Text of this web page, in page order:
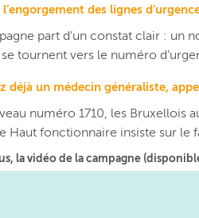
des lignes
part d’un constat clair : un
tournent vers le numéro
déjà un médecin généraliste,
numéro 1710, les Bruxellois
e Haut fonctionnaire insiste sur le
la vidéo de la campagne